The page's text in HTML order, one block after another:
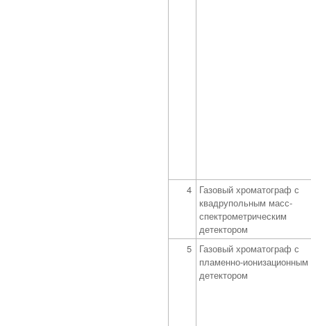
4
Газовый хроматограф с
квадрупольным масс-
спектрометрическим
детектором
5
Газовый хроматограф с
пламенно-ионизационным
детектором